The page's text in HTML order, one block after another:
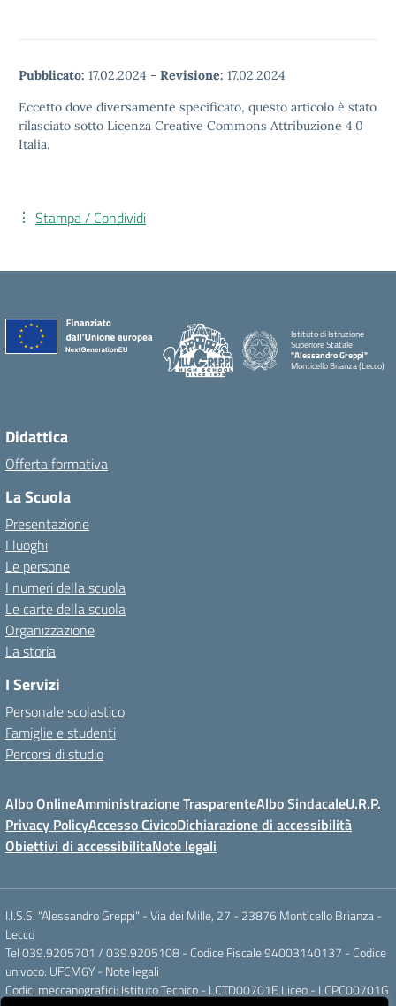
Pubblicato: 17.02.2024 - Revisione: 17.02.2024
Eccetto dove diversamente specificato, questo articolo è stato
rilasciato sotto Licenza Creative Commons Attribuzione 4.0
Italia.
Stampa / Condividi
Istituto di Istruzione
Superiore Statale
"Alessandro Greppi"
Monticello Brianza (Lecco)
Didattica
Offerta formativa
La Scuola
Presentazione
I luoghi
Le persone
I numeri della scuola
Le carte della scuola
Organizzazione
La storia
I Servizi
Personale scolastico
Famiglie e studenti
Percorsi di studio
Albo OnlineAmministrazione TrasparenteAlbo SindacaleU.R.P.
Privacy PolicyAccesso CivicoDichiarazione di accessibilità
Obiettivi di accessibilitaNote legali
I.I.S.S. "Alessandro Greppi" - Via dei Mille, 27 - 23876 Monticello Brianza -
Lecco
Tel 039.9205701 / 039.9205108 - Codice Fiscale 94003140137 - Codice
univoco: UFCM6Y - Note legali
Codici meccanografici: Istituto Tecnico - LCTD00701E Liceo - LCPC00701G